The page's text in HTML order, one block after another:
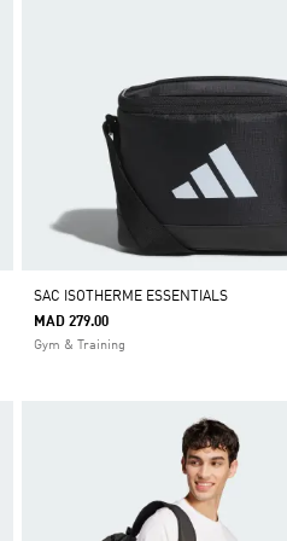
SAC ISOTHERME ESSENTIALS
MAD 279.00
Gym & Training